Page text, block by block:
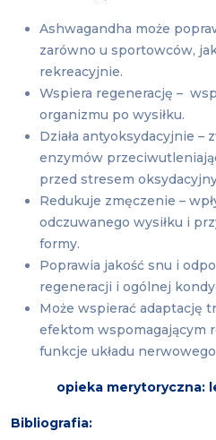
Ashwagandha może
zarówno u sportowców,
rekreacyjnie.
Wspiera regenerację –
organizmu po wysiłku.
Działa antyoksydacyjnie –
enzymów
przed stresem
Redukuje zmęczenie –
odczuwanego wysiłku i
formy.
Poprawia jakość snu i
regeneracji i ogólnej
Może wspierać adaptację
efektom wspomagającym
funkcje układu
opieka merytoryczna:
Bibliografia: